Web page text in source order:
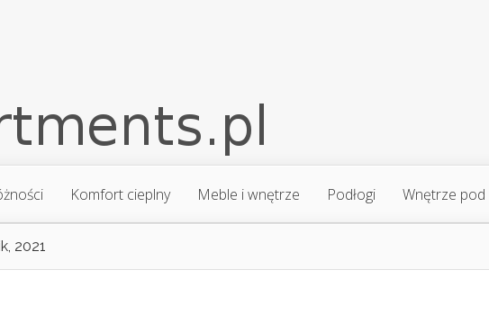
Komfort cieplny Meble i wnętrze Podłogi Wnętrze pod
2021